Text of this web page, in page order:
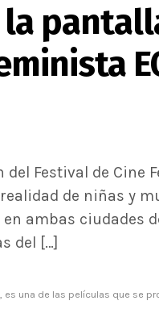
la
Festival de Cine
de niñas y
ambas ciudades
del […]
una de las películas que se